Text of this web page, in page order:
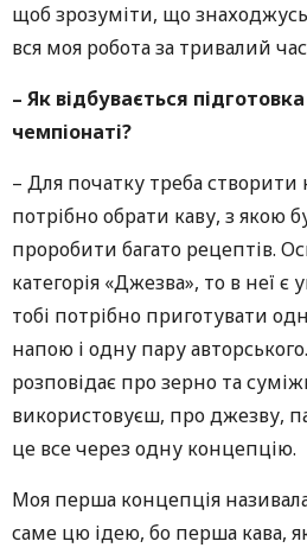
щоб зрозуміти, що
вся моя робота за тривалий
– Як відбувається
чемпіонаті?
– Для початку треба
потрібно обрати каву, з якою
проробити багато рецептів.
категорія «Джезва», то в неї є
тобі потрібно приготувати
напою і одну пару
розповідає про зерно та
використовуєш, про джезву,
це все через одну концепцію.
Моя перша концепція
саме цю ідею, бо перша кава,